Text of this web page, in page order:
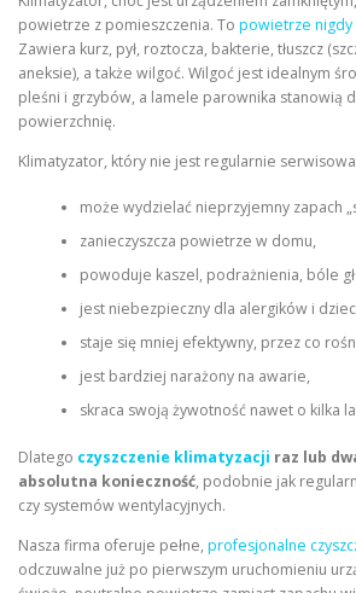
powietrze z pomieszczenia. To powietrze nigdy
Zawiera kurz, pył, roztocza, bakterie, tłuszcz
aneksie), a także wilgoć. Wilgoć jest idealnym
pleśni i grzybów, a lamele parownika stanowią
powierzchnię.
Klimatyzator, który nie jest regularnie
może wydzielać nieprzyjemny zapach
zanieczyszcza powietrze w domu,
powoduje kaszel, podrażnienia, bóle
jest niebezpieczny dla alergików i
staje się mniej efektywny, przez co
jest bardziej narażony na awarie,
skraca swoją żywotność nawet o kilka
Dlatego czyszczenie klimatyzacji raz lub
absolutna konieczność, podobnie jak
czy systemów wentylacyjnych.
Nasza firma oferuje pełne, profesjonalne
odczuwalne już po pierwszym uruchomieniu